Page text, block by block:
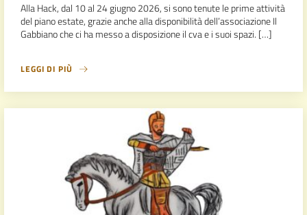
Alla Hack, dal 10 al 24 giugno 2026, si sono tenute le prime attività
del piano estate, grazie anche alla disponibilità dell’associazione Il
Gabbiano che ci ha messo a disposizione il cva e i suoi spazi. […]
LEGGI DI PIÙ